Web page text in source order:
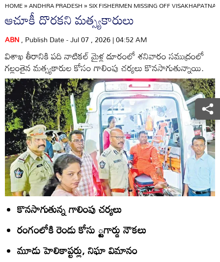
HOME»ANDHRA PRADESH»SIX FISHERMEN MISSING OFF
ఆచూకీ దొరకని మత్స్యకారులు
ABN, Publish Date - Jul 07 , 2026 | 04:52 AM
విశాఖ తీరానికి పది నాటికల్‌ మైళ్ల దూరంలో శనివారం సముద్రంలో
గల్లంతైన మత్స్యకారుల కోసం గాలింపు చర్యలు కొనసాగుతున్నాయి.
కొనసాగుతున్న గాలింపు చర్యలు
రంగంలోకి రెండు కోసు ్టగార్డు నౌకలు
మూడు హెలికాప్టర్లు, నిఘా విమానం